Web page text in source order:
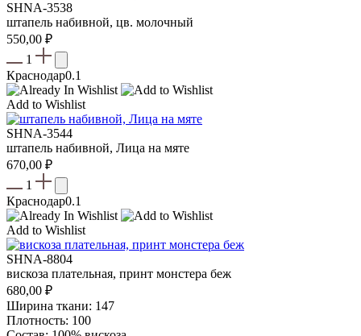
SHNA-3538
штапель набивной, цв. молочный
550,00 ₽
1
Краснодар0.1
Add to Wishlist
SHNA-3544
штапель набивной, Лица на мяте
670,00 ₽
1
Краснодар0.1
Add to Wishlist
SHNA-8804
вискоза плательная, принт монстера беж
680,00 ₽
Ширина ткани: 147
Плотность: 100